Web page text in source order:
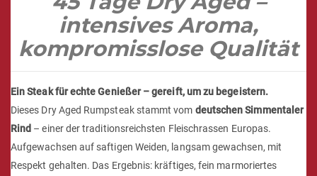
intensives Aroma,
kompromisslose Qualität
Ein Steak für echte Genießer – gereift, um zu begeistern.
Dieses Dry Aged Rumpsteak stammt vom deutschen Simmentaler
Rind – einer der traditionsreichsten Fleischrassen Europas.
Aufgewachsen auf saftigen Weiden, langsam gewachsen, mit
Respekt gehalten. Das Ergebnis: kräftiges, fein marmoriertes